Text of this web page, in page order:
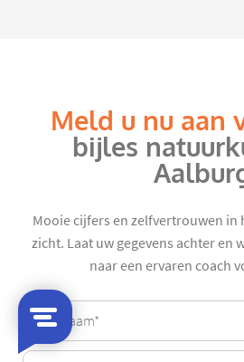
Meld u nu aan
bijles
Mooie cijfers en zelfvertrouwen in
zicht. Laat uw gegevens achter en
naar een ervaren coach